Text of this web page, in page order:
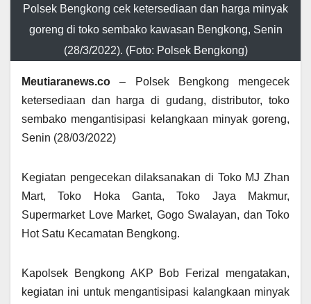
Polsek Bengkong cek ketersediaan dan harga minyak
goreng di toko sembako kawasan Bengkong, Senin
(28/3/2022). (Foto: Polsek Bengkong)
Meutiaranews.co – Polsek Bengkong mengecek
ketersediaan dan harga di gudang, distributor, toko
sembako mengantisipasi kelangkaan minyak goreng,
Senin (28/03/2022)
Kegiatan pengecekan dilaksanakan di Toko MJ Zhan
Mart, Toko Hoka Ganta, Toko Jaya Makmur,
Supermarket Love Market, Gogo Swalayan, dan Toko
Hot Satu Kecamatan Bengkong.
Kapolsek Bengkong AKP Bob Ferizal mengatakan,
kegiatan ini untuk mengantisipasi kalangkaan minyak